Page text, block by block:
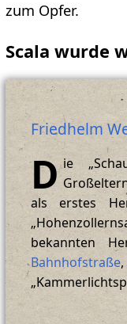
zum Opfer.
Scala wurde
Friedhelm
D ie
als erstes
bekannten
Bahnhofstraße